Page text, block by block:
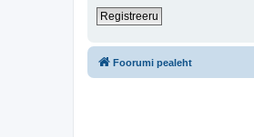
Registreeru
Foorumi pealeht